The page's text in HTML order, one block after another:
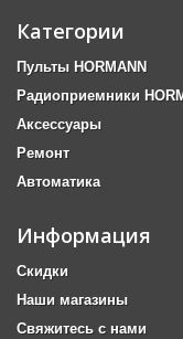
Категории
Пульты HORMANN
Радиоприемники
Аксессуары
Ремонт
Автоматика
Информация
Скидки
Наши магазины
Свяжитесь с нами